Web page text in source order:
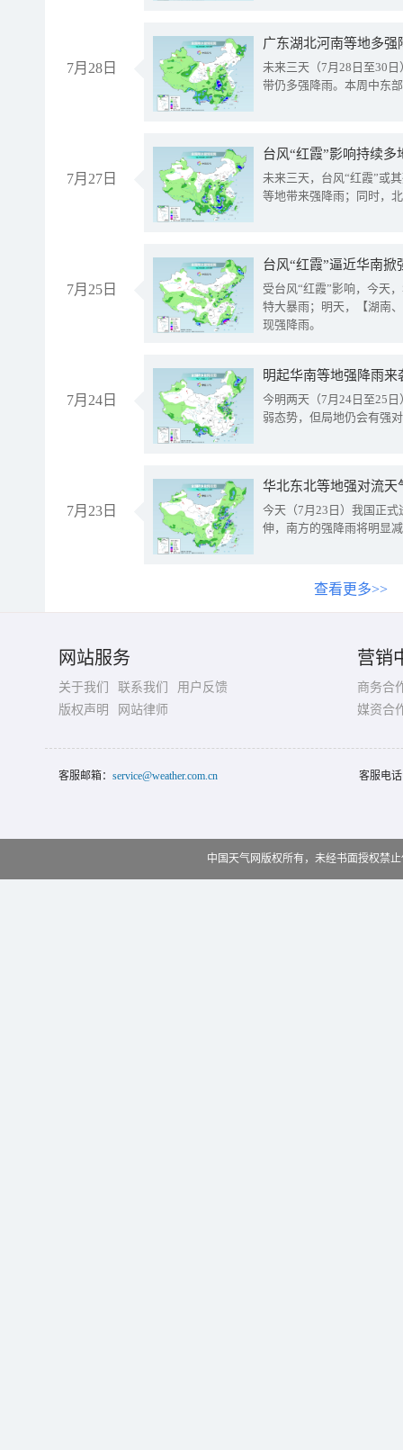
7月28日
广东湖北河南等地多
未来三天（7月28日至30
带仍多强降雨。本周中东
7月27日
台风“红霞”影响持续
未来三天，台风“红霞”或
等地带来强降雨；同时，
7月25日
台风“红霞”逼近华南
受台风“红霞”影响，今天
特大暴雨；明天，【湖南
现强降雨。
7月24日
明起华南等地强降雨
今明两天（7月24日至25
弱态势，但局地仍会有强
7月23日
华北东北等地强对流天
今天（7月23日）我国正
伸，南方的强降雨将明显
查看更多>>
网站服务
关于我们 联系我们
用户反馈
版权声明
网站律师
营销
商务合
媒资合
客服邮箱： service@weather.com.cn 客服电
中国天气网版权所有，未经书面授权